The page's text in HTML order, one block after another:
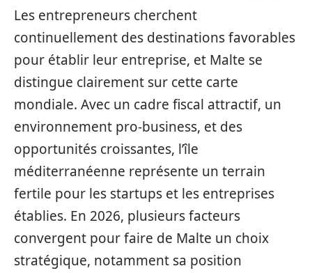
Les entrepreneurs cherchent
continuellement des destinations favorables
pour établir leur entreprise, et Malte se
distingue clairement sur cette carte
mondiale. Avec un cadre fiscal attractif, un
environnement pro-business, et des
opportunités croissantes, l’île
méditerranéenne représente un terrain
fertile pour les startups et les entreprises
établies. En 2026, plusieurs facteurs
convergent pour faire de Malte un choix
stratégique, notamment sa position